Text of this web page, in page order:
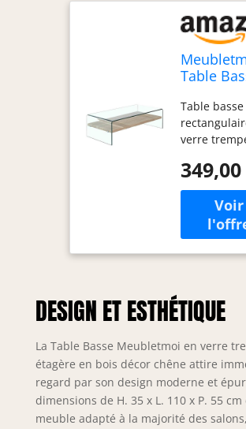
Table
avec
en Bois
chêne -
Table basse
verre
décor chêne
mariage du
et du bois
design
raffiné
meuble télé
Dimensions:
x L. 110 x P.
LIVRAISON :
uniquement
devant votre
maison ou
de votre
DESIGN ET ESTHÉTIQUE
La Table Basse Meubletmoi en verre
étagère en bois décor chêne attire
regard par son design moderne et
dimensions de H. 35 x L. 110 x P. 55
meuble adapté à la majorité des